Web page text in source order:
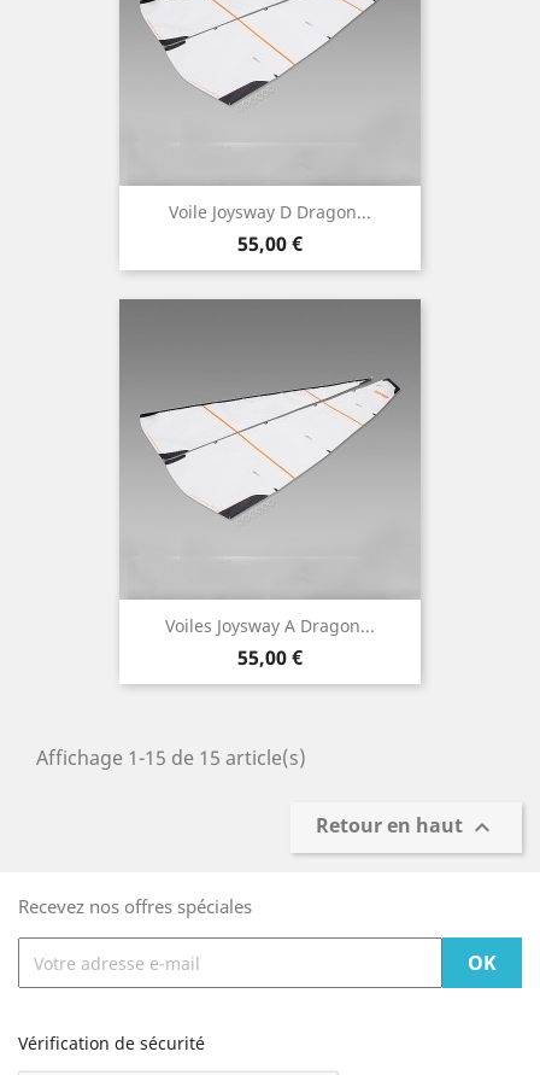
Voile Joysway D Dragon...
Prix
55,00 €
Voiles Joysway A Dragon...
Prix
55,00 €
Affichage 1-15 de 15 article(s)
Retour en haut 
Recevez nos offres spéciales
Vérification de sécurité